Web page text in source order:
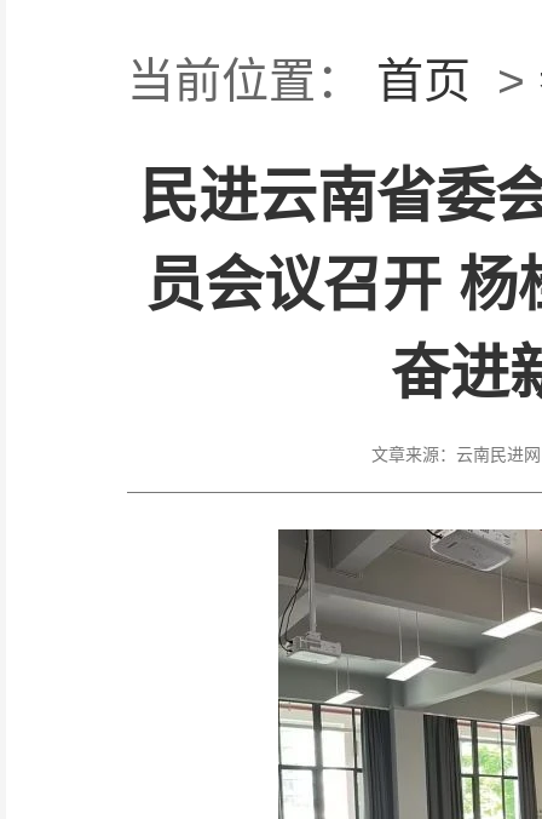
当前位置： 首页 >
民进云南省委
员会议召开
奋进
文章来源： 云南民进网